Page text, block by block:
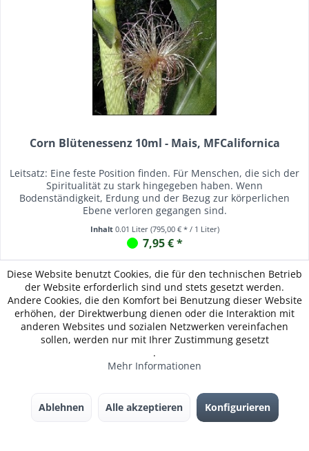
Corn Blütenessenz 10ml - Mais, MFCalifornica
Leitsatz: Eine feste Position finden. Für Menschen, die sich der
Spiritualität zu stark hingegeben haben. Wenn
Bodenständigkeit, Erdung und der Bezug zur körperlichen
Ebene verloren gegangen sind.
Inhalt 0.01 Liter (795,00 € * / 1 Liter)
7,95 € *
Merken
Zum Produkt
Diese Website benutzt Cookies, die für den technischen Betrieb
der Website erforderlich sind und stets gesetzt werden.
Andere Cookies, die den Komfort bei Benutzung dieser Website
erhöhen, der Direktwerbung dienen oder die Interaktion mit
anderen Websites und sozialen Netzwerken vereinfachen
sollen, werden nur mit Ihrer Zustimmung gesetzt
.
Mehr Informationen
Ablehnen Alle akzeptieren Konfigurieren